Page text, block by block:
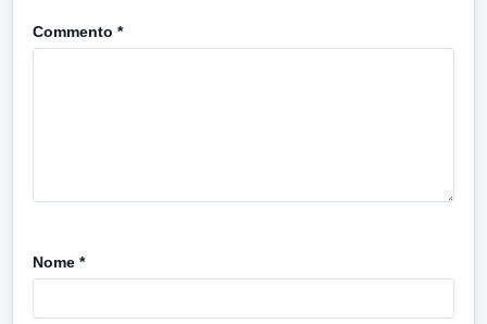
Commento *
Nome *